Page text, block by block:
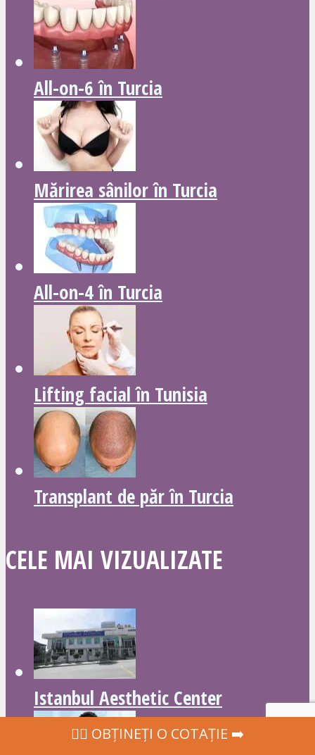
All-on-6 în Turcia
Mărirea sânilor în Turcia
All-on-4 în Turcia
Lifting facial în Tunisia
Transplant de păr în Turcia
CELE MAI VIZUALIZATE
Istanbul Aesthetic Center
‍👩‍⚕ OBȚINEȚI O COTAȚIE ➡️